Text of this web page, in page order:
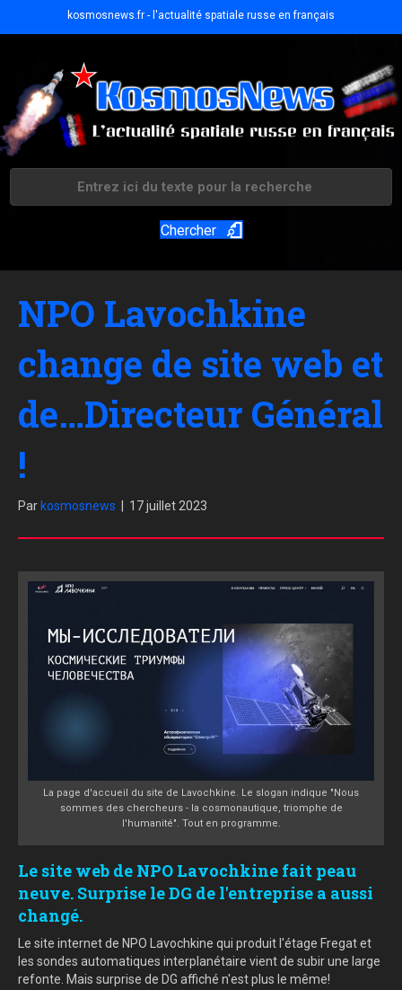
kosmosnews.fr - l'actualité spatiale russe en français
Chercher
NPO Lavochkine
change de site web et
de…Directeur Général
!
Par kosmosnews 17 juillet 2023
La page d'accueil du site de Lavochkine. Le slogan indique "Nous
sommes des chercheurs - la cosmonautique, triomphe de
l'humanité". Tout en programme.
Le site web de NPO Lavochkine fait peau
neuve. Surprise le DG de l'entreprise a aussi
changé.
Le site internet de NPO Lavochkine qui produit l'étage Fregat et
les sondes automatiques interplanétaire vient de subir une large
refonte. Mais surprise de DG affiché n'est plus le même!